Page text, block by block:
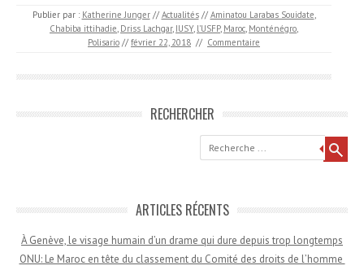
Publier par : Katherine Junger // Actualités // Aminatou Larabas Souidate,
Chabiba ittihadie, Driss Lachgar, IUSY, l’USFP, Maroc, Monténégro,
Polisario // février 22, 2018 // Commentaire
RECHERCHER
Recherche
ARTICLES RÉCENTS
À Genève, le visage humain d’un drame qui dure depuis trop longtemps
ONU: Le Maroc en tête du classement du Comité des droits de l’homme